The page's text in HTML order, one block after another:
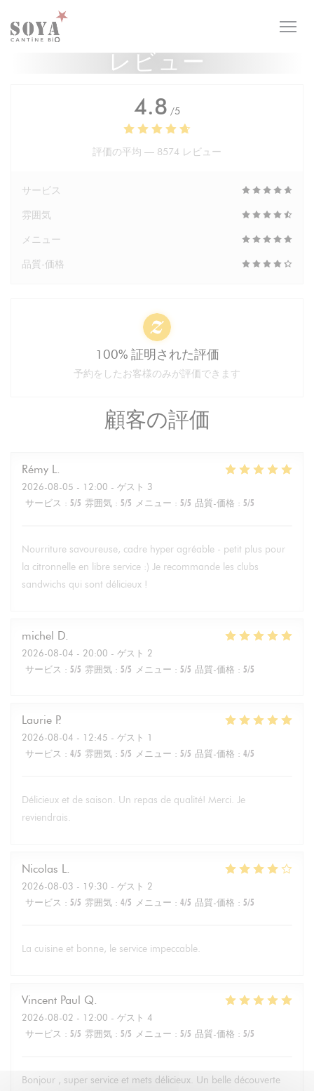
クッキー利用の管理について
レビュー
顧客の評価
Rémy L
2026-08-05 - 12:00 - ゲスト 3
サービス : 5/5 雰囲気 : 5/5 メニュー : 5/5 品質-価格 : 5/5
Nourriture savoureuse, cadre hyper agréable - petit plus pour
la citronnelle en libre service :) Je recommande les clubs
sandwichs qui sont délicieux !
michel D
2026-08-04 - 20:00 - ゲスト 2
サービス : 5/5 雰囲気 : 5/5 メニュー : 5/5 品質-価格 : 5/5
Laurie P
2026-08-04 - 12:45 - ゲスト 1
サービス : 4/5 雰囲気 : 5/5 メニュー : 5/5 品質-価格 : 4/5
Délicieux et de saison. Un repas de qualité! Merci. Je
reviendrais.
Nicolas L
2026-08-03 - 19:30 - ゲスト 2
サービス : 5/5 雰囲気 : 4/5 メニュー : 4/5 品質-価格 : 5/5
La cuisine et bonne, le service impeccable.
Vincent Paul Q
2026-08-02 - 12:00 - ゲスト 4
サービス : 5/5 雰囲気 : 5/5 メニュー : 5/5 品質-価格 : 5/5
Bonjour , super service et mets délicieux. Un belle découverte
4.8 /5
評価の平均 — 8574 レビュー
サービス
雰囲気
メニュー
品質-価格
100% 証明された評価
予約をしたお客様のみが評価できます